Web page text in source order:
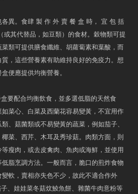
異。食肆 製 作 外 賣 餐 盒 時， 宜 包 括
或其代替品，如豆類）的食材。穀物類可提
類可提供膳食纖維、胡蘿蔔素和葉酸，而
，這些營養素有助維持良好的免疫力。想
便應提供均衡營養。
要配合均衡飲食，並多選低脂的天然食
菜心、白菜及西蘭花容易變黃，不宜用作
、菇菌類或不易變黃的蔬菜，例如茄子、
菜、西芹、木耳及秀珍菇。肉類方面，則
瘦肉，或去皮禽肉、魚肉或海鮮，並使用
脂烹調方法。一般而言，脆口的煎炸食物
軟，賣相亦失色不少，故此不適合作外
、娃娃菜冬菇炆鯪魚餅、雜菌牛肉意粉等